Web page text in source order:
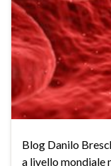
Blog Danilo
a livello mondiale